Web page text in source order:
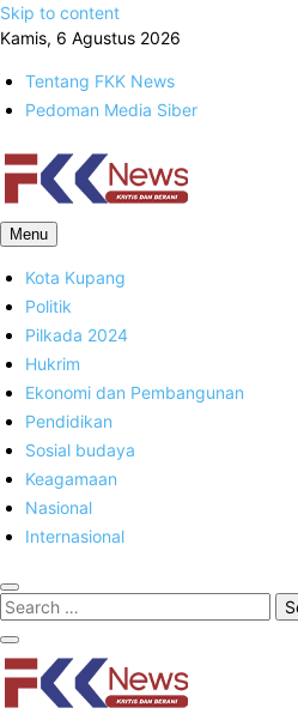
Skip to content
Kamis, 6 Agustus 2026
Tentang FKK News
Pedoman Media Siber
FKK News
Menu
Kota Kupang
Politik
Pilkada 2024
Hukrim
Ekonomi dan Pembangunan
Pendidikan
Sosial budaya
Keagamaan
Nasional
Internasional